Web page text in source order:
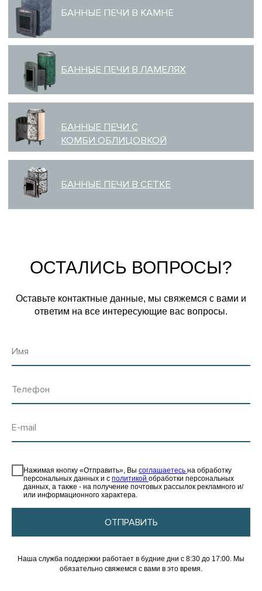
ОСТАЛИСЬ ВОПРОСЫ?
Оставьте контактные данные, мы свяжемся с вами и
ответим на все интересующие вас вопросы.
Имя
Телефон
E-mail
Нажимая кнопку «Отправить», Вы соглашаетесь на обработку
персональных данных и с политикой обработки персональных
данных, а также - на получение почтовых рассылок рекламного и/
или информационного характера.
ОТПРАВИТЬ
Наша служба поддержки работает в будние дни с 8:30 до 17:00. Мы
обязательно свяжемся с вами в это время.